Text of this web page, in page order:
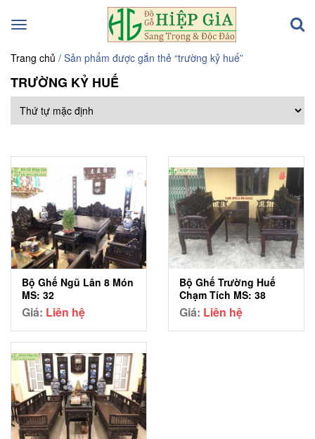
Toggle
Trang chủ / Sản phẩm được gắn thẻ “trường kỷ huế”
TRƯỜNG KỶ HUẾ
Bộ Ghế Ngũ Lân 8 Món
MS: 32
Giá: Liên hệ
Bộ Ghế Trường Huế
Chạm Tích MS: 38
Giá: Liên hệ